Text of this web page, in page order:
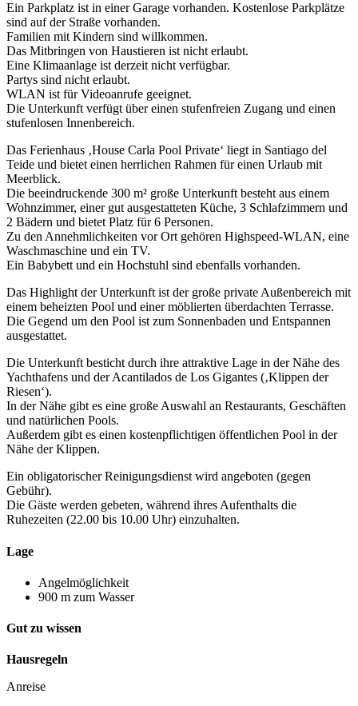
Ein Parkplatz ist in einer Garage vorhanden. Kostenlose Parkplätze
sind auf der Straße vorhanden.
Familien mit Kindern sind willkommen.
Das Mitbringen von Haustieren ist nicht erlaubt.
Eine Klimaanlage ist derzeit nicht verfügbar.
Partys sind nicht erlaubt.
WLAN ist für Videoanrufe geeignet.
Die Unterkunft verfügt über einen stufenfreien Zugang und einen
stufenlosen Innenbereich.
Das Ferienhaus ‚House Carla Pool Private‘ liegt in Santiago del
Teide und bietet einen herrlichen Rahmen für einen Urlaub mit
Meerblick.
Die beeindruckende 300 m² große Unterkunft besteht aus einem
Wohnzimmer, einer gut ausgestatteten Küche, 3 Schlafzimmern und
2 Bädern und bietet Platz für 6 Personen.
Zu den Annehmlichkeiten vor Ort gehören Highspeed-WLAN, eine
Waschmaschine und ein TV.
Ein Babybett und ein Hochstuhl sind ebenfalls vorhanden.
Das Highlight der Unterkunft ist der große private Außenbereich mit
einem beheizten Pool und einer möblierten überdachten Terrasse.
Die Gegend um den Pool ist zum Sonnenbaden und Entspannen
ausgestattet.
Die Unterkunft besticht durch ihre attraktive Lage in der Nähe des
Yachthafens und der Acantilados de Los Gigantes (‚Klippen der
Riesen‘).
In der Nähe gibt es eine große Auswahl an Restaurants, Geschäften
und natürlichen Pools.
Außerdem gibt es einen kostenpflichtigen öffentlichen Pool in der
Nähe der Klippen.
Ein obligatorischer Reinigungsdienst wird angeboten (gegen
Gebühr).
Die Gäste werden gebeten, während ihres Aufenthalts die
Ruhezeiten (22.00 bis 10.00 Uhr) einzuhalten.
Lage
Angelmöglichkeit
900 m zum Wasser
Gut zu wissen
Hausregeln
Anreise